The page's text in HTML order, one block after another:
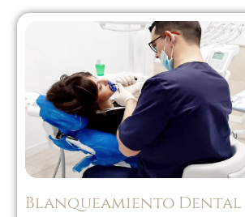
Blanqueamiento Dental